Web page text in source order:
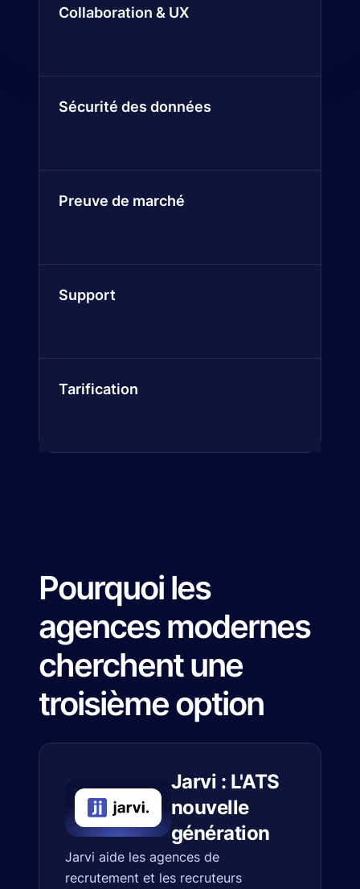
Collaboration & UX
Sécurité des données
Preuve de marché
Support
Tarification
Pourquoi les
agences modernes
cherchent une
troisième option
Jarvi : L'ATS
nouvelle
génération
Jarvi aide les agences de
recrutement et les recruteurs